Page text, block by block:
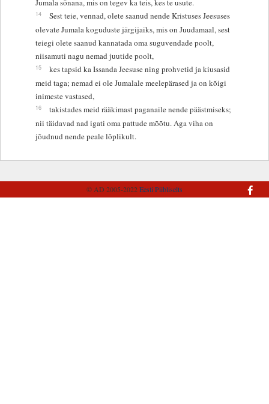
14
Sest teie, vennad, olete saanud nende Kristuses Jeesuses
olevate Jumala koguduste järgijaiks, mis on Juudamaal, sest
teiegi olete saanud kannatada oma suguvendade poolt,
niisamuti nagu nemad juutide poolt,
15
kes tapsid ka Issanda Jeesuse ning prohvetid ja kiusasid
meid taga; nemad ei ole Jumalale meelepärased ja on kõigi
inimeste vastased,
16
takistades meid rääkimast paganaile nende päästmiseks;
nii täidavad nad igati oma pattude mõõtu. Aga viha on
jõudnud nende peale lõplikult.
© AD 2005-2022Eesti Piibliselts